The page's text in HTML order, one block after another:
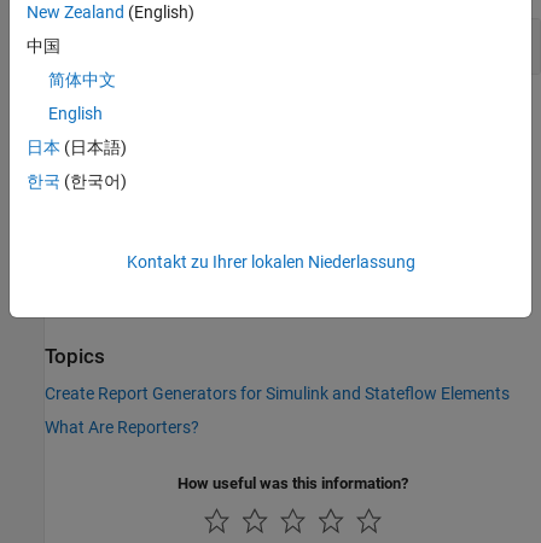
Version History
Introduced in R2019b
slreportgen.finder.ModelVariableResult|
Topics
Create Report Generators for Simulink and Stateflow Elements
What Are Reporters?
How useful was this information?
New Zealand (English)
中国
简体中文
English
日本 (日本語)
한국 (한국어)
Kontakt zu Ihrer lokalen Niederlassung